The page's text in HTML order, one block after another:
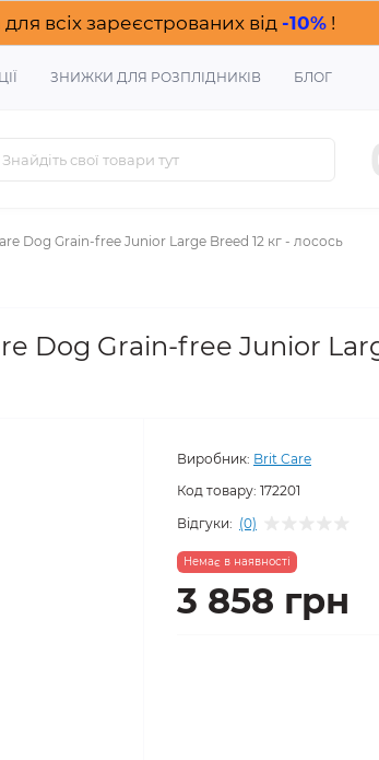
всіх зареєстрованих від -10%!
ЗНИЖКИ ДЛЯ РОЗПЛІДНИКІВ БЛОГ
Dog Grain-free Junior Large Breed 12 кг - лосось
Dog Grain-free Junior
Виробник: Brit Care
Код товару: 172201
Відгуки: (0)
Немає в наявності
3 858 грн